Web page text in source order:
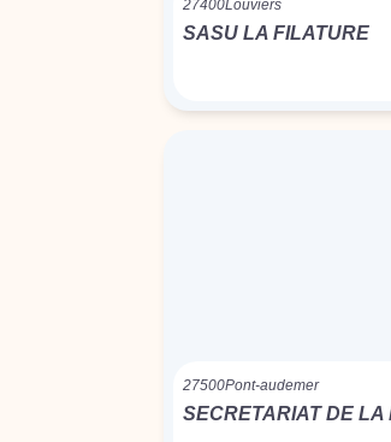
27400Louviers
SASU LA FILATURE
27500Pont-audemer
SECRETARIAT DE LA